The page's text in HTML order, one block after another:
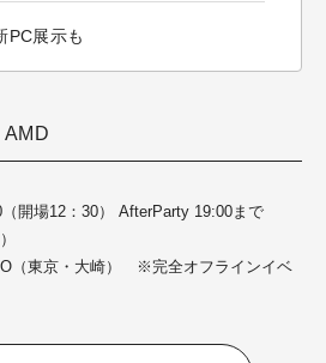
PC展示も
開場12：30） AfterParty 19:00まで
（東京・大崎） ※完全オフラインイベ